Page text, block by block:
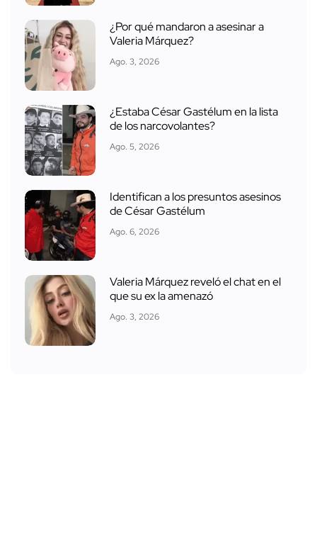
¿Por qué mandaron a asesinar a
Valeria Márquez?
Ago. 3, 2026
¿Estaba César Gastélum en la lista
de los narcovolantes?
Ago. 5, 2026
Identifican a los presuntos asesinos
de César Gastélum
Ago. 6, 2026
Valeria Márquez reveló el chat en el
que su ex la amenazó
Ago. 3, 2026